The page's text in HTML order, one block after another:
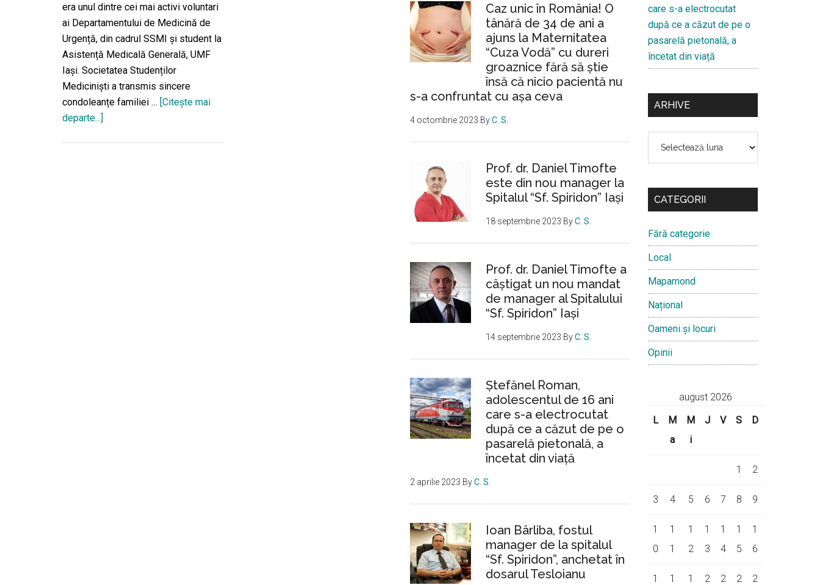
era unul dintre cei mai activi voluntari
ai Departamentului de Medicină de
Urgență, din cadrul SSMI și student la
Asistență Medicală Generală, UMF
Iași. Societatea Studenților
Mediciniști a transmis sincere
condoleanțe familiei … [Citeşte mai
departe...]
Caz unic în România! O
tânără de 34 de ani a
ajuns la Maternitatea
“Cuza Vodă” cu dureri
groaznice fără să ştie
însă că nicio pacientă nu
s-a confruntat cu așa ceva
4 octombrie 2023 ByC. S.
Prof. dr. Daniel Timofte
este din nou manager la
Spitalul “Sf. Spiridon” Iaşi
18 septembrie 2023 ByC. S.
Prof. dr. Daniel Timofte a
câștigat un nou mandat
de manager al Spitalului
“Sf. Spiridon” Iași
14 septembrie 2023 ByC. S.
Ştefănel Roman,
adolescentul de 16 ani
care s-a electrocutat
după ce a căzut de pe o
pasarelă pietonală, a
încetat din viață
2 aprilie 2023 ByC. S.
Ioan Bârliba, fostul
manager de la spitalul
“Sf. Spiridon”, anchetat în
dosarul Tesloianu
care s-a electrocutat
după ce a căzut de pe o
pasarelă pietonală, a
încetat din viață
ARHIVE
CATEGORII
Fără categorie
Local
Mapamond
Național
Oameni și locuri
Opinii
august 2026
L
M
a
M
i
J V S D
1 2
3 4 5 6 7 8 9
1
0
1
1
1
2
1
3
1
4
1
5
1
6
1
1
1
2
2
2
2